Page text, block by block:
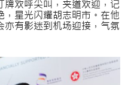
牌欢呼尖叫，夹道欢迎，记
，星光闪耀胡志明市。在他
亦有影迷到机场迎接，气氛